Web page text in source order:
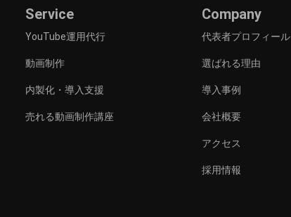
Service
YouTube運用代行
動画制作
内製化・導入支援
売れる動画制作講座
Company
代表者プロフィール
選ばれる理由
導入事例
会社概要
アクセス
採用情報